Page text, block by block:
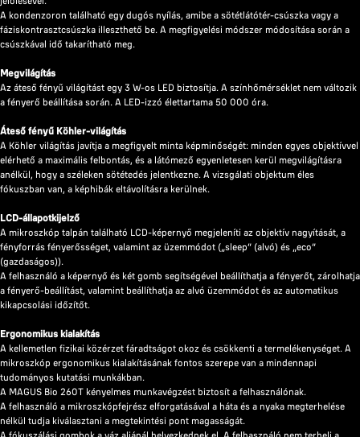
A kondenzoron található egy dugós nyílás, amibe a sötétlátótér-csúszka vagy a
fáziskontrasztcsúszka illeszthető be. A megfigyelési módszer módosítása során a
csúszkával idő takarítható meg.
Megvilágítás
Az áteső fényű világítást egy 3 W-os LED biztosítja. A színhőmérséklet nem változik
a fényerő beállítása során. A LED-izzó élettartama 50 000 óra.
Áteső fényű Köhler-világítás
A Köhler világítás javítja a megfigyelt minta képminőségét: minden egyes objektívvel
elérhető a maximális felbontás, és a látómező egyenletesen kerül megvilágításra
anélkül, hogy a széleken sötétedés jelentkezne. A vizsgálati objektum éles
fókuszban van, a képhibák eltávolításra kerülnek.
LCD-állapotkijelző
A mikroszkóp talpán található LCD-képernyő megjeleníti az objektív nagyítását, a
fényforrás fényerősséget, valamint az üzemmódot („sleep” (alvó) és „eco”
(gazdaságos)).
A felhasználó a képernyő és két gomb segítségével beállíthatja a fényerőt, zárolhatja
a fényerő-beállítást, valamint beállíthatja az alvó üzemmódot és az automatikus
kikapcsolási időzítőt.
Ergonomikus kialakítás
A kellemetlen fizikai közérzet fáradtságot okoz és csökkenti a termelékenységet. A
mikroszkóp ergonomikus kialakításának fontos szerepe van a mindennapi
tudományos kutatási munkákban.
A MAGUS Bio 260T kényelmes munkavégzést biztosít a felhasználónak.
A felhasználó a mikroszkópfejrész elforgatásával a háta és a nyaka megterhelése
nélkül tudja kiválasztani a megtekintési pont magasságát.